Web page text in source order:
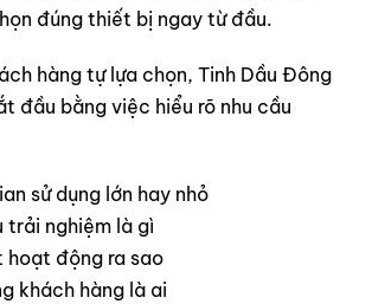
đúng thiết bị ngay từ đầu.
hàng tự lựa chọn, Tinh Dầu Đông
đầu bằng việc hiểu rõ nhu cầu
sử dụng lớn hay nhỏ
trải nghiệm là gì
hoạt động ra sao
khách hàng là ai